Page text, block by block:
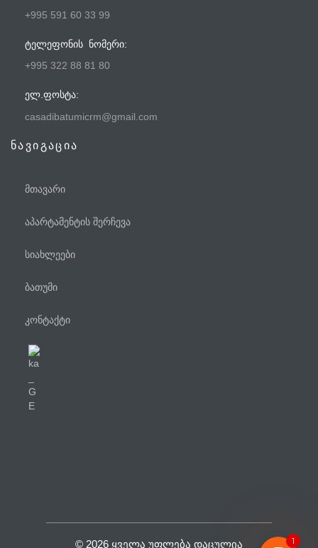
+995 591 60 33 99
ᲢᲔᲚᲔᲤᲝᲜᲘᲡ ᲜᲝᲛᲔᲠᲘ:
+995 322 88 81 80
ᲔᲚ.ᲤᲝᲡᲢᲐ:
casadibatumicrm@gmail.com
ნავიგაცია
მთავარი
აპარტამენტის შერჩევა
სიახლეები
ბათუმი
კონტაქტი
© 2026 ᲧᲕᲔᲚᲐ ᲣᲤᲚᲔᲑᲐ ᲓᲐᲪᲣᲚᲘᲐ 1